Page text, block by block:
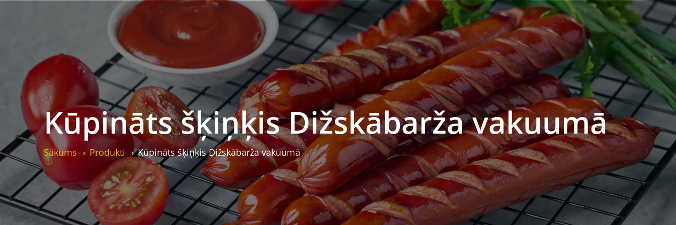
Kūpināts šķiņķis Dižskābarža vakuumā
Sākums Produkti Kūpināts šķiņķis Dižskābarža vakuumā